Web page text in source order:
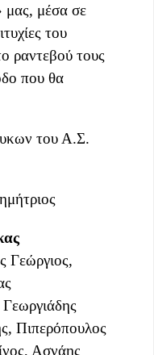
μας, μέσα σε
του
ραντεβού τους
που θα
του Α.Σ.
Γεώργιος,
Πιπερόπουλος
Ασνάης